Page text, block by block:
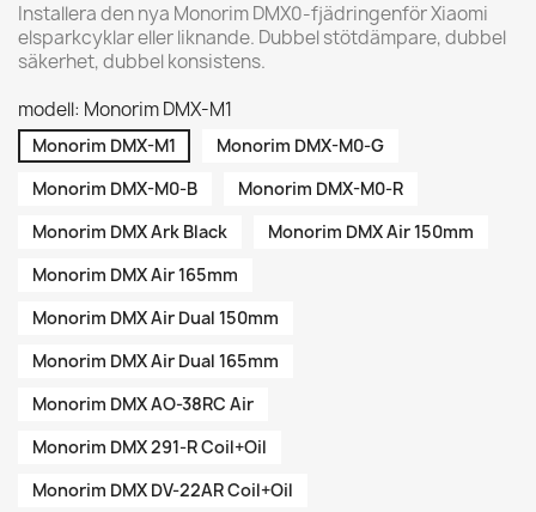
Installera den nya Monorim DMX0-fjädringenför Xiaomi
elsparkcyklar eller liknande. Dubbel stötdämpare, dubbel
säkerhet, dubbel konsistens.
modell: Monorim DMX-M1
Monorim DMX-M1
Monorim DMX-M0-G
Monorim DMX-M0-B
Monorim DMX-M0-R
Monorim DMX Ark Black
Monorim DMX Air 150mm
Monorim DMX Air 165mm
Monorim DMX Air Dual 150mm
Monorim DMX Air Dual 165mm
Monorim DMX AO-38RC Air
Monorim DMX 291-R Coil+Oil
Monorim DMX DV-22AR Coil+Oil